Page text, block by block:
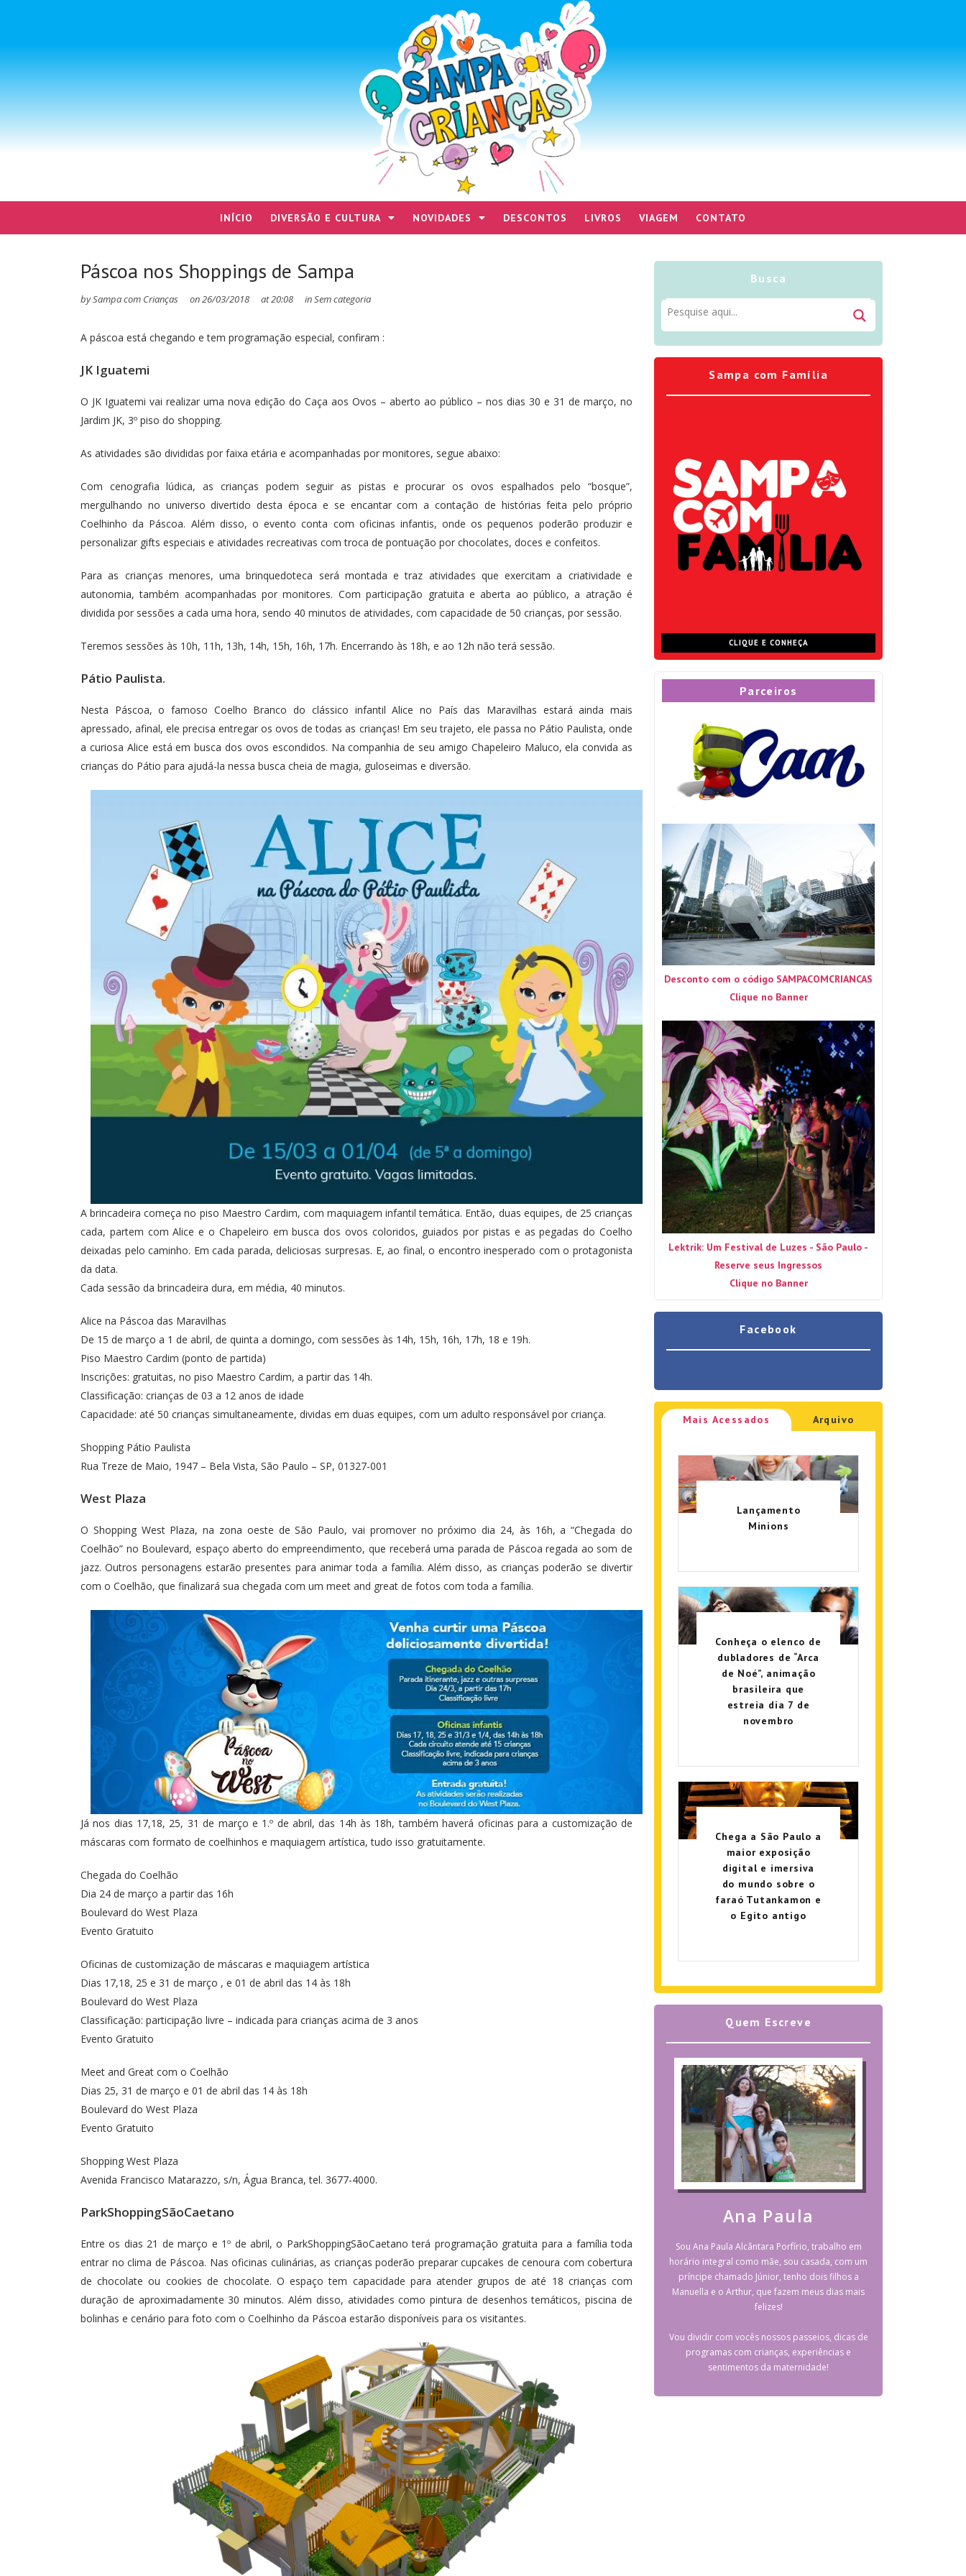
INÍCIO DIVERSÃO E CULTURA NOVIDADES DESCONTOS LIVROS VIAGEM CONTATO
Páscoa nos Shoppings de Sampa
bySampa com Crianças on26/03/2018 at20:08 inSem categoria
A páscoa está chegando e tem programação especial, confiram :
JK Iguatemi
O JK Iguatemi vai realizar uma nova edição do Caça aos Ovos – aberto ao público – nos dias 30 e 31 de março, no
Jardim JK, 3º piso do shopping.
As atividades são divididas por faixa etária e acompanhadas por monitores, segue abaixo:
Com cenografia lúdica, as crianças podem seguir as pistas e procurar os ovos espalhados pelo “bosque”,
mergulhando no universo divertido desta época e se encantar com a contação de histórias feita pelo próprio
Coelhinho da Páscoa. Além disso, o evento conta com oficinas infantis, onde os pequenos poderão produzir e
personalizar gifts especiais e atividades recreativas com troca de pontuação por chocolates, doces e confeitos.
Para as crianças menores, uma brinquedoteca será montada e traz atividades que exercitam a criatividade e
autonomia, também acompanhadas por monitores. Com participação gratuita e aberta ao público, a atração é
dividida por sessões a cada uma hora, sendo 40 minutos de atividades, com capacidade de 50 crianças, por sessão.
Teremos sessões às 10h, 11h, 13h, 14h, 15h, 16h, 17h. Encerrando às 18h, e ao 12h não terá sessão.
Pátio Paulista.
Nesta Páscoa, o famoso Coelho Branco do clássico infantil Alice no País das Maravilhas estará ainda mais
apressado, afinal, ele precisa entregar os ovos de todas as crianças! Em seu trajeto, ele passa no Pátio Paulista, onde
a curiosa Alice está em busca dos ovos escondidos. Na companhia de seu amigo Chapeleiro Maluco, ela convida as
crianças do Pátio para ajudá-la nessa busca cheia de magia, guloseimas e diversão.
A brincadeira começa no piso Maestro Cardim, com maquiagem infantil temática. Então, duas equipes, de 25 crianças
cada, partem com Alice e o Chapeleiro em busca dos ovos coloridos, guiados por pistas e as pegadas do Coelho
deixadas pelo caminho. Em cada parada, deliciosas surpresas. E, ao final, o encontro inesperado com o protagonista
da data.
Cada sessão da brincadeira dura, em média, 40 minutos.
Alice na Páscoa das Maravilhas
De 15 de março a 1 de abril, de quinta a domingo, com sessões às 14h, 15h, 16h, 17h, 18 e 19h.
Piso Maestro Cardim (ponto de partida)
Inscrições: gratuitas, no piso Maestro Cardim, a partir das 14h.
Classificação: crianças de 03 a 12 anos de idade
Capacidade: até 50 crianças simultaneamente, dividas em duas equipes, com um adulto responsável por criança.
Shopping Pátio Paulista
Rua Treze de Maio, 1947 – Bela Vista, São Paulo – SP, 01327-001
West Plaza
O Shopping West Plaza, na zona oeste de São Paulo, vai promover no próximo dia 24, às 16h, a “Chegada do
Coelhão” no Boulevard, espaço aberto do empreendimento, que receberá uma parada de Páscoa regada ao som de
jazz. Outros personagens estarão presentes para animar toda a família. Além disso, as crianças poderão se divertir
com o Coelhão, que finalizará sua chegada com um meet and great de fotos com toda a família.
Já nos dias 17,18, 25, 31 de março e 1.º de abril, das 14h às 18h, também haverá oficinas para a customização de
máscaras com formato de coelhinhos e maquiagem artística, tudo isso gratuitamente.
Chegada do Coelhão
Dia 24 de março a partir das 16h
Boulevard do West Plaza
Evento Gratuito
Oficinas de customização de máscaras e maquiagem artística
Dias 17,18, 25 e 31 de março , e 01 de abril das 14 às 18h
Boulevard do West Plaza
Classificação: participação livre – indicada para crianças acima de 3 anos
Evento Gratuito
Meet and Great com o Coelhão
Dias 25, 31 de março e 01 de abril das 14 às 18h
Boulevard do West Plaza
Evento Gratuito
Shopping West Plaza
Avenida Francisco Matarazzo, s/n, Água Branca, tel. 3677-4000.
ParkShoppingSãoCaetano
Entre os dias 21 de março e 1º de abril, o ParkShoppingSãoCaetano terá programação gratuita para a família toda
entrar no clima de Páscoa. Nas oficinas culinárias, as crianças poderão preparar cupcakes de cenoura com cobertura
de chocolate ou cookies de chocolate. O espaço tem capacidade para atender grupos de até 18 crianças com
duração de aproximadamente 30 minutos. Além disso, atividades como pintura de desenhos temáticos, piscina de
bolinhas e cenário para foto com o Coelhinho da Páscoa estarão disponíveis para os visitantes.
Busca
Sampa com Família
CLIQUE E CONHEÇA
Parceiros
Desconto com o código SAMPACOMCRIANCAS
Clique no Banner
Lektrik: Um Festival de Luzes - São Paulo -
Reserve seus Ingressos
Clique no Banner
Facebook
Mais Acessados Arquivo
Lançamento
Minions
Conheça o elenco de
dubladores de “Arca
de Noé”, animação
brasileira que
estreia dia 7 de
novembro
Chega a São Paulo a
maior exposição
digital e imersiva
do mundo sobre o
faraó Tutankamon e
o Egito antigo
Quem Escreve
Ana Paula
Sou Ana Paula Alcântara Porfírio, trabalho em
horário integral como mãe, sou casada, com um
príncipe chamado Júnior, tenho dois filhos a
Manuella e o Arthur, que fazem meus dias mais
felizes!
Vou dividir com vocês nossos passeios, dicas de
programas com crianças, experiências e
sentimentos da maternidade!